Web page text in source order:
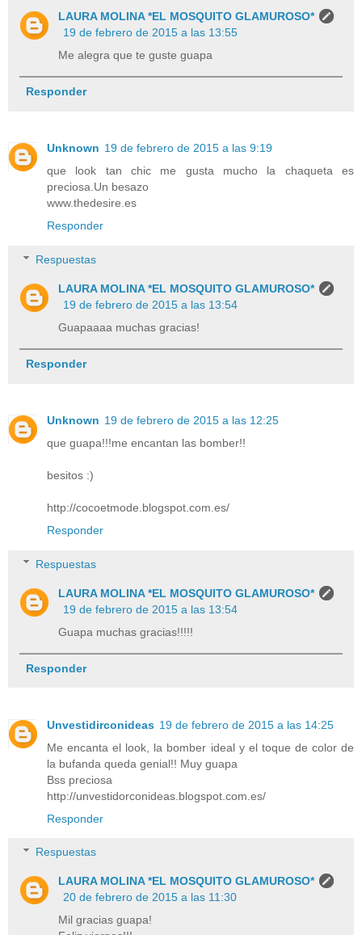
LAURA MOLINA *EL MOSQUITO GLAMUROSO*
19 de febrero de 2015 a las 13:55
Me alegra que te guste guapa
Responder
Unknown 19 de febrero de 2015 a las 9:19
que look tan chic me gusta mucho la chaqueta es
preciosa.Un besazo
www.thedesire.es
Responder
Respuestas
LAURA MOLINA *EL MOSQUITO GLAMUROSO*
19 de febrero de 2015 a las 13:54
Guapaaaa muchas gracias!
Responder
Unknown 19 de febrero de 2015 a las 12:25
que guapa!!!me encantan las bomber!!
besitos :)
http://cocoetmode.blogspot.com.es/
Responder
Respuestas
LAURA MOLINA *EL MOSQUITO GLAMUROSO*
19 de febrero de 2015 a las 13:54
Guapa muchas gracias!!!!!
Responder
Unvestidirconideas 19 de febrero de 2015 a las 14:25
Me encanta el look, la bomber ideal y el toque de color de
la bufanda queda genial!! Muy guapa
Bss preciosa
http://unvestidorconideas.blogspot.com.es/
Responder
Respuestas
LAURA MOLINA *EL MOSQUITO GLAMUROSO*
20 de febrero de 2015 a las 11:30
Mil gracias guapa!